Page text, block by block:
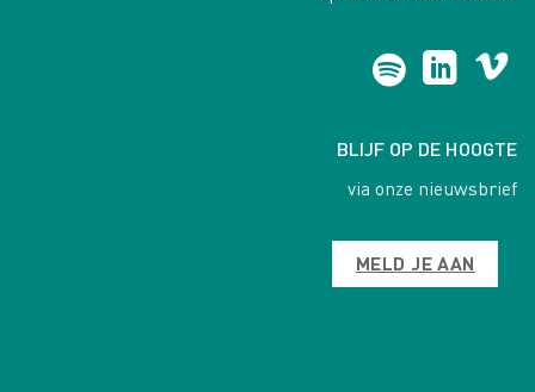
BLIJF OP DE HOOGTE
via onze nieuwsbrief
MELD JE AAN